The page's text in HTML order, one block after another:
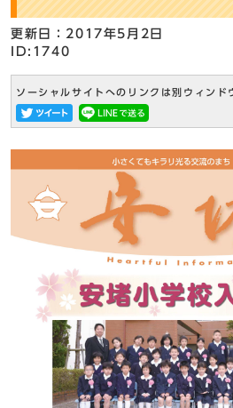
更新日：2017年5月2日
ID:1740
ソーシャルサイトへのリンクは別ウィンド